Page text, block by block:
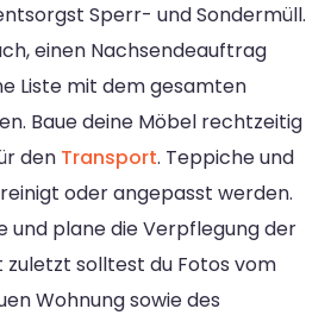
Sperr- und Sondermüll.
einen Nachsendeauftrag
Liste mit dem gesamten
Baue deine Möbel rechtzeitig
den Transport. Teppiche und
oder angepasst werden.
und plane die Verpflegung der
zuletzt solltest du Fotos vom
Wohnung sowie des